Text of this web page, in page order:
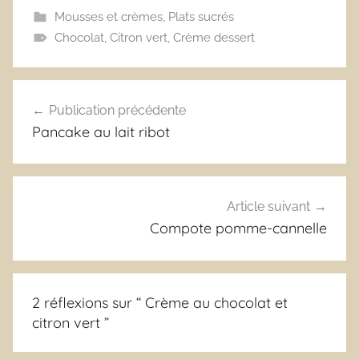
Mousses et crèmes, Plats sucrés
Chocolat, Citron vert, Crème dessert
de
Publication précédente
Pancake au lait ribot
Article suivant
Compote pomme-cannelle
2 réflexions sur “ Crème au chocolat et
citron vert ”